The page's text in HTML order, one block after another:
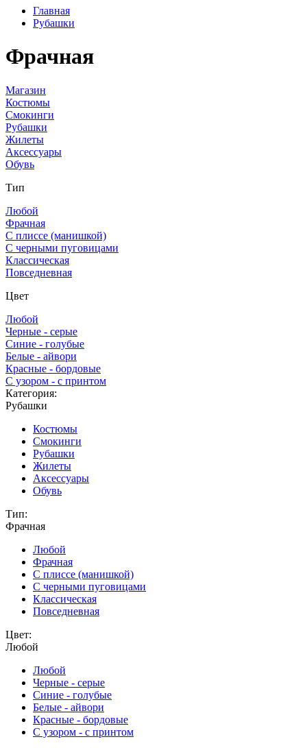
Главная
Рубашки
Фрачная
Магазин
Костюмы
Смокинги
Рубашки
Жилеты
Аксессуары
Обувь
Тип
Любой
Фрачная
С плиссе (манишкой)
С черными пуговицами
Классическая
Повседневная
Цвет
Любой
Черные - серые
Синие - голубые
Белые - айвори
Красные - бордовые
С узором - с принтом
Категория:
Рубашки
Костюмы
Смокинги
Рубашки
Жилеты
Аксессуары
Обувь
Тип:
Фрачная
Любой
Фрачная
С плиссе (манишкой)
С черными пуговицами
Классическая
Повседневная
Цвет:
Любой
Любой
Черные - серые
Синие - голубые
Белые - айвори
Красные - бордовые
С узором - с принтом